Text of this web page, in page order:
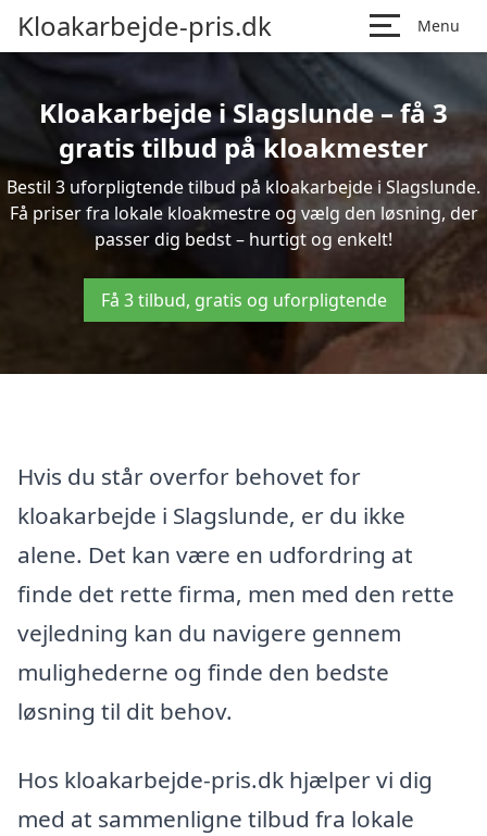
Kloakarbejde-pris.dk Menu
Kloakarbejde i Slagslunde – få 3
gratis tilbud på kloakmester
Bestil 3 uforpligtende tilbud på kloakarbejde i Slagslunde.
Få priser fra lokale kloakmestre og vælg den løsning, der
passer dig bedst – hurtigt og enkelt!
Få 3 tilbud, gratis og uforpligtende
Hvis du står overfor behovet for
kloakarbejde i Slagslunde, er du ikke
alene. Det kan være en udfordring at
finde det rette firma, men med den rette
vejledning kan du navigere gennem
mulighederne og finde den bedste
løsning til dit behov.
Hos kloakarbejde-pris.dk hjælper vi dig
med at sammenligne tilbud fra lokale